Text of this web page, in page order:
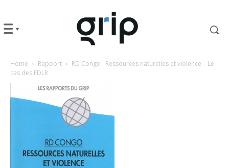
Home Rapport
RD Congo : Ressources naturelles et violence – Le
cas des FDLR